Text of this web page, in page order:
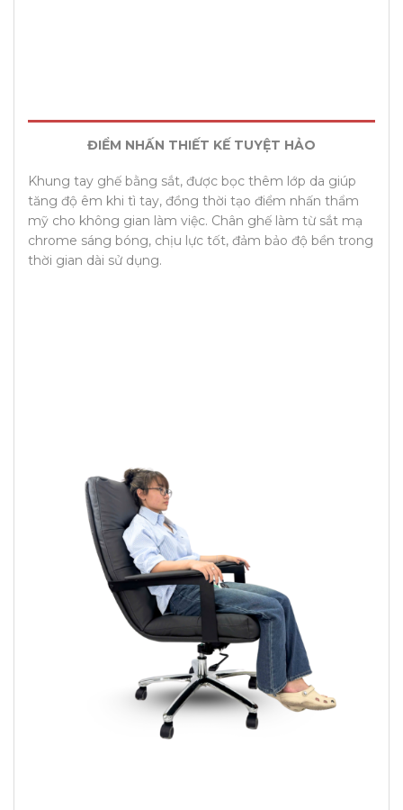
ĐIỂM NHẤN THIẾT KẾ TUYỆT HẢO
Khung tay ghế bằng sắt, được bọc thêm lớp da giúp
tăng độ êm khi tì tay, đồng thời tạo điểm nhấn thẩm
mỹ cho không gian làm việc. Chân ghế làm từ sắt mạ
chrome sáng bóng, chịu lực tốt, đảm bảo độ bền trong
thời gian dài sử dụng.